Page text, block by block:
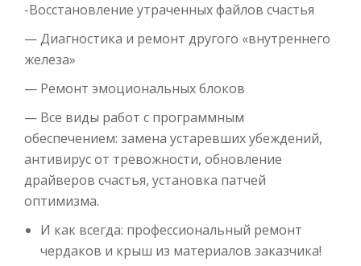
-Восстановление утраченных файлов счастья
— Диагностика и ремонт другого «внутреннего
железа»
— Ремонт эмоциональных блоков
— Все виды работ с программным
обеспечением: замена устаревших убеждений,
антивирус от тревожности, обновление
драйверов счастья, установка патчей
оптимизма.
И как всегда: профессиональный ремонт
чердаков и крыш из материалов заказчика!